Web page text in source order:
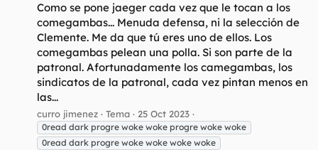
Como se pone jaeger cada vez que le tocan a los
comegambas... Menuda defensa, ni la selección de
Clemente. Me da que tú eres uno de ellos. Los
comegambas pelean una polla. Si son parte de la
patronal. Afortunadamente los camegambas, los
sindicatos de la patronal, cada vez pintan menos en
las...
curro jimenez Tema 25 Oct 2023
0read dark progre woke woke progre woke woke
0read dark progre woke woke woke woke